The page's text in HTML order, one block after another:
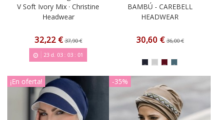
V Soft Ivory Mix · Christine
Headwear
32,22 €37,90 €
23d. 03: 03: 00
BAMBÚ - CAREBELL
HEADWEAR
30,60 €36,00 €
¡En oferta! -35%